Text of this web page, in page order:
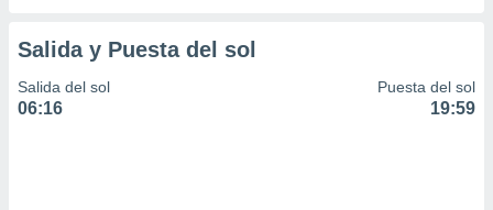
Salida y Puesta del sol
Salida del sol
06:16
Puesta del sol
19:59